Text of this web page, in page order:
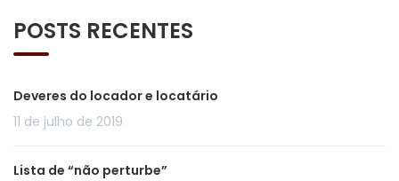
POSTS RECENTES
Deveres do locador e locatário
11 de julho de 2019
Lista de “não perturbe”